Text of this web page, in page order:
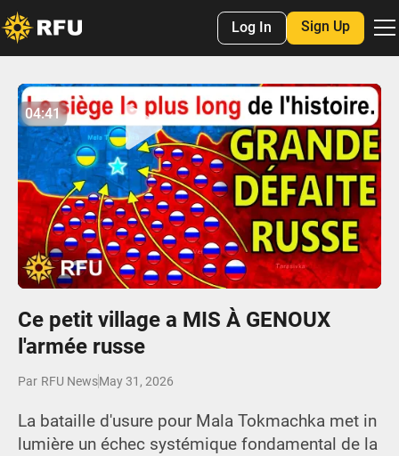
Log In Sign Up
Play
04:40
Mute Settings
Enter
No items found.
04:41
Ce petit village a MIS À GENOUX
l'armée russe
Par RFU NewsMay 31, 2026
La bataille d'usure pour Mala Tokmachka met in
lumière un échec systémique fondamental de la